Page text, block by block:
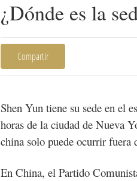
¿Dónde es la
Compartir
Shen Yun tiene su sede en el
horas de la ciudad de Nueva
china solo puede ocurrir fuera
En China, el Partido